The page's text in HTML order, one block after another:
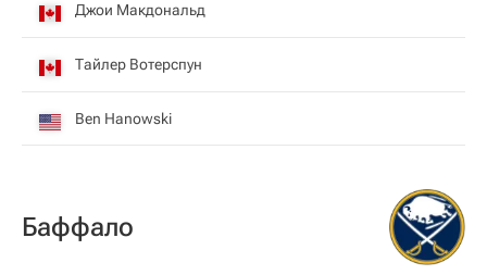
Джои Макдональд
Тайлер Вотерспун
Ben Hanowski
Баффало